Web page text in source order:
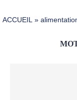
ACCUEIL »